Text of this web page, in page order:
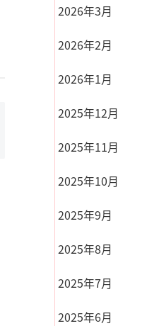
2026年3月
2026年2月
2026年1月
2025年12月
2025年11月
2025年10月
2025年9月
2025年8月
2025年7月
2025年6月